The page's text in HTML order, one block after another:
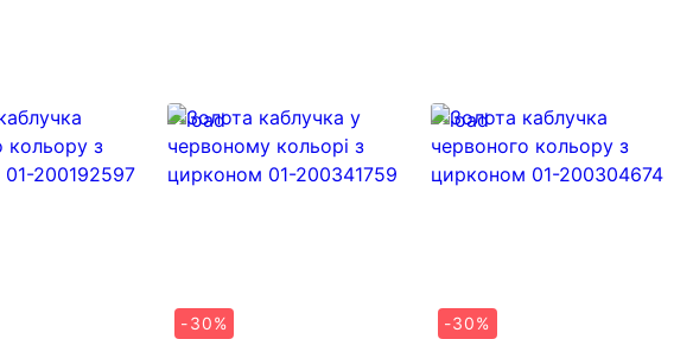
-30%
-30%